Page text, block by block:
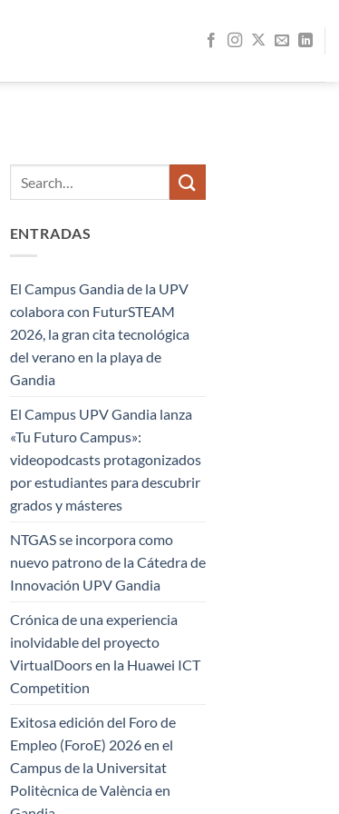
ENTRADAS
El Campus Gandia de la UPV
colabora con FuturSTEAM
2026, la gran cita tecnológica
del verano en la playa de
Gandia
El Campus UPV Gandia lanza
«Tu Futuro Campus»:
videopodcasts protagonizados
por estudiantes para descubrir
grados y másteres
NTGAS se incorpora como
nuevo patrono de la Cátedra de
Innovación UPV Gandia
Crónica de una experiencia
inolvidable del proyecto
VirtualDoors en la Huawei ICT
Competition
Exitosa edición del Foro de
Empleo (ForoE) 2026 en el
Campus de la Universitat
Politècnica de València en